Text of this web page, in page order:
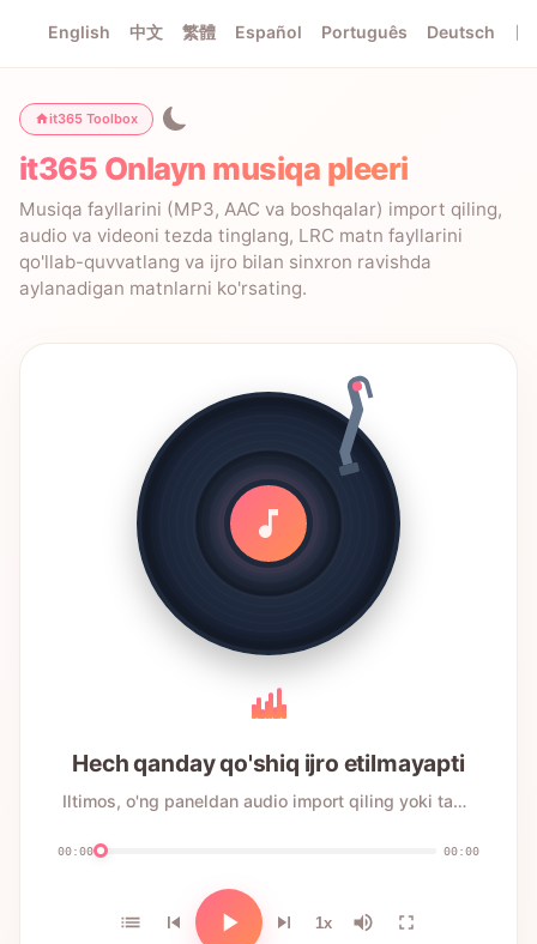
English 中文 繁體 Español Português Deutsch 日
it365 Toolbox
it365 Onlayn musiqa pleeri
Musiqa fayllarini (MP3, AAC va boshqalar) import qiling,
audio va videoni tezda tinglang, LRC matn fayllarini
qo'llab-quvvatlang va ijro bilan sinxron ravishda
aylanadigan matnlarni ko'rsating.
Hech qanday qo'shiq ijro etilmayapti
Iltimos, o'ng paneldan audio import qiling yoki tanlang
00:00 00:00
1x